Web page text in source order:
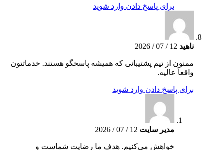
برای پاسخ دادن وارد شوید
ناهید 12 / 07 / 2026
ممنون از تیم پشتیبانی که همیشه پاسخگو هستند. خدماتتون
واقعاً عالیه.
برای پاسخ دادن وارد شوید
مدیر سایت 12 / 07 / 2026
خواهش می‌کنیم. هدف ما رضایت شماست و